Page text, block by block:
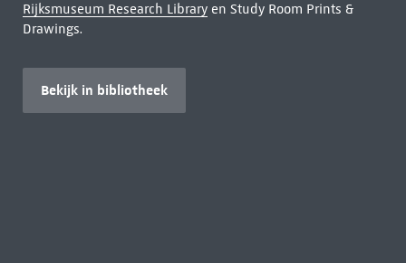
Rijksmuseum Research Libraryen Study Room Prints &
Drawings.
Bekijk in bibliotheek